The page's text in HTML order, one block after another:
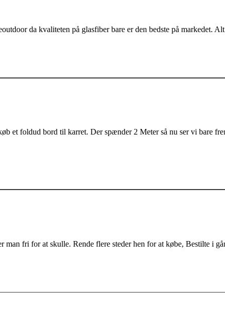
da kvaliteten på glasfiber bare er den bedste på markedet.
et foldud bord til karret. Der spænder 2 Meter så nu ser vi bare
fri for at skulle. Rende flere steder hen for at købe, Bestilte i